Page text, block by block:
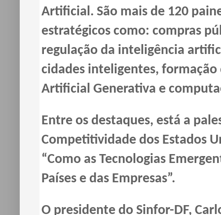
Artificial. São mais de 120
estratégicos como: compras
regulação da inteligência
cidades inteligentes,
Artificial Generativa e
Entre os destaques, está a
Competitividade dos Estados
“Como as Tecnologias
Países e das Empresas”.
O presidente do Sinfor-DF,